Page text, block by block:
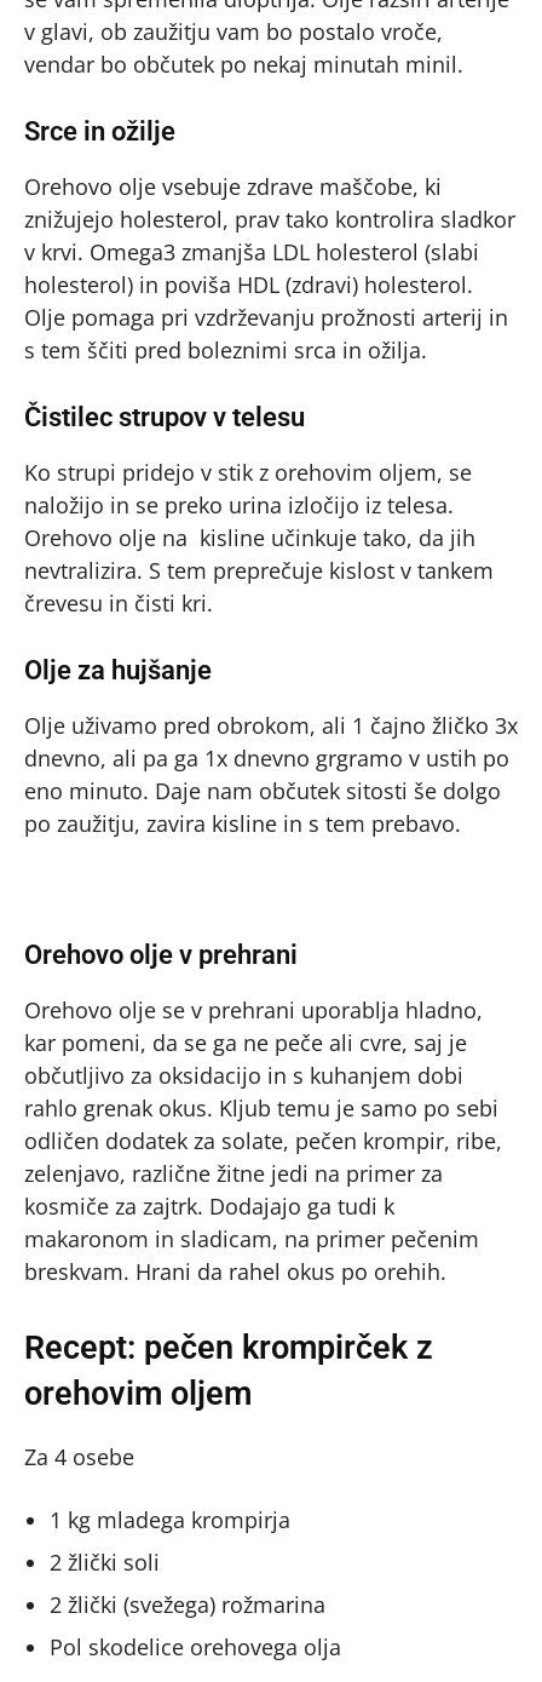
v glavi, ob zaužitju vam bo postalo vroče,
vendar bo občutek po nekaj minutah minil.
Srce in ožilje
Orehovo olje vsebuje zdrave maščobe, ki
znižujejo holesterol, prav tako kontrolira sladkor
v krvi. Omega3 zmanjša LDL holesterol (slabi
holesterol) in poviša HDL (zdravi) holesterol.
Olje pomaga pri vzdrževanju prožnosti arterij in
s tem ščiti pred boleznimi srca in ožilja.
Čistilec strupov v telesu
Ko strupi pridejo v stik z orehovim oljem, se
naložijo in se preko urina izločijo iz telesa.
Orehovo olje na kisline učinkuje tako, da jih
nevtralizira. S tem preprečuje kislost v tankem
črevesu in čisti kri.
Olje za hujšanje
Olje uživamo pred obrokom, ali 1 čajno žličko 3x
dnevno, ali pa ga 1x dnevno grgramo v ustih po
eno minuto. Daje nam občutek sitosti še dolgo
po zaužitju, zavira kisline in s tem prebavo.
Orehovo olje v prehrani
Orehovo olje se v prehrani uporablja hladno,
kar pomeni, da se ga ne peče ali cvre, saj je
občutljivo za oksidacijo in s kuhanjem dobi
rahlo grenak okus. Kljub temu je samo po sebi
odličen dodatek za solate, pečen krompir, ribe,
zelenjavo, različne žitne jedi na primer za
kosmiče za zajtrk. Dodajajo ga tudi k
makaronom in sladicam, na primer pečenim
breskvam. Hrani da rahel okus po orehih.
Recept: pečen krompirček z
orehovim oljem
Za 4 osebe
1 kg mladega krompirja
2 žlički soli
2 žlički (svežega) rožmarina
Pol skodelice orehovega olja